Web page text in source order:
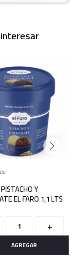
Y
EL FARO 1,1 LTS
+